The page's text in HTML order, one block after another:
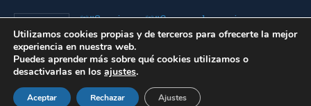
🚨‼️Seguimos 🚨‼️Convocados varios
Ministerios Personal Laboral
julio 10, 2026
Saca Opos © 2023 | Acuarel.es
Utilizamos cookies propias y de terceros para ofrecerte la mejor
experiencia en nuestra web.
Puedes aprender más sobre qué cookies utilizamos o
desactivarlas en los ajustes.
Aceptar Rechazar Ajustes